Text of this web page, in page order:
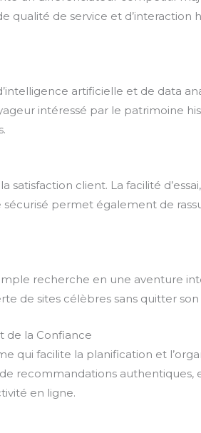
qualité de service et d’interaction
artificielle et de data
intéressé par le patrimoine
client. La facilité
permet également de
recherche en une aventure
de sites célèbres sans quitter
de la Confiance
qui facilite la planification et
recommandations authentiques,
en ligne.